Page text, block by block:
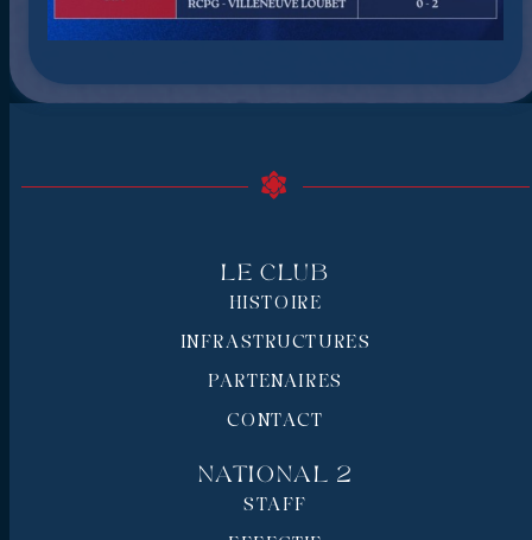
Le Club
HISTOIRE
INFRASTRUCTURES
PARTENAIRES
CONTACT
National 2
STAFF